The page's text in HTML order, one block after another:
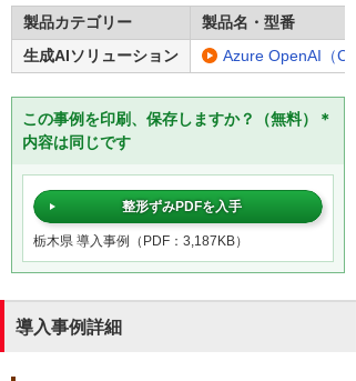
製品カテゴリー
製品名・型番
生成AIソリューション
Azure OpenAI（
この事例を印刷、保存しますか？（無料）＊
内容は同じです
整形ずみPDFを入手
栃木県 導入事例（PDF：3,187KB）
導入事例詳細